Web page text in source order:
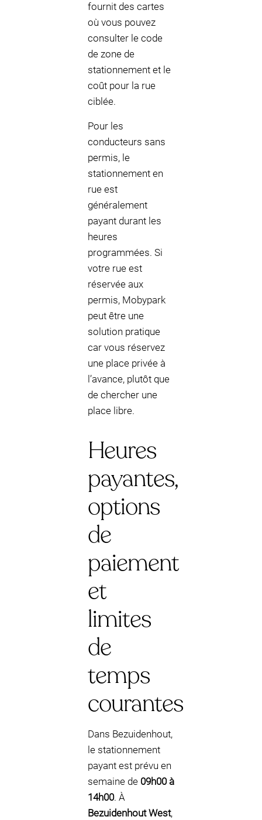
fournit des cartes
où vous pouvez
consulter le code
de zone de
stationnement et le
coût pour la rue
ciblée.
Pour les
conducteurs sans
permis, le
stationnement en
rue est
généralement
payant durant les
heures
programmées. Si
votre rue est
réservée aux
permis, Mobypark
peut être une
solution pratique
car vous réservez
une place privée à
l’avance, plutôt que
de chercher une
place libre.
Heures
payantes,
options
de
paiement
et
limites
de
temps
courantes
Dans Bezuidenhout,
le stationnement
payant est prévu en
semaine de 09h00 à
14h00. À
Bezuidenhout West,